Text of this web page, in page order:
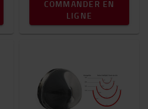
COMMANDER EN
LIGNE